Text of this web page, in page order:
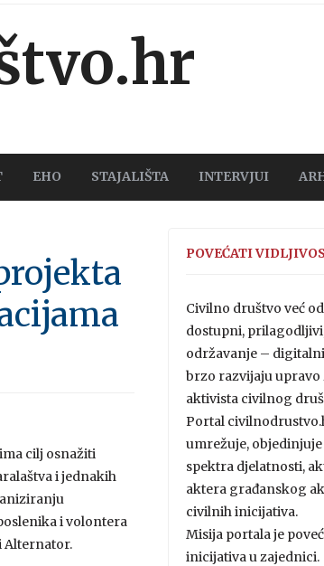
EHO STAJALIŠTA INTERVJUI
cilj osnažiti
i jednakih
i volontera
Alternator.
POVEĆATI
Civilno društvo već
dostupni,
održavanje –
brzo razvijaju upravo
aktivista civilnog
Portal
umrežuje,
spektra djelatnosti,
aktera građanskog
civilnih inicijativa.
Misija portala je
inicijativa u zajednici.